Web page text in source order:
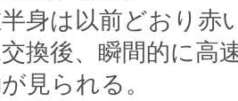
身は以前どおり赤
換後、瞬間的に高
見られる。